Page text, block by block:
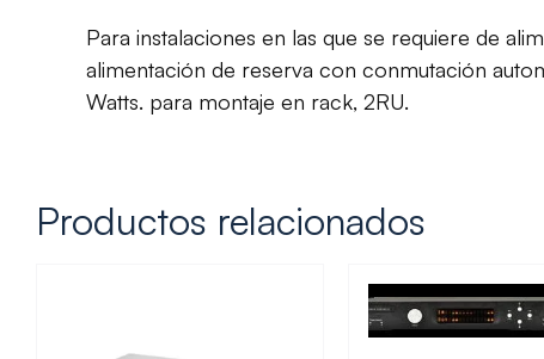
Para instalaciones en las que se requiere de
alimentación de reserva con conmutación
Watts. para montaje en rack, 2RU.
Productos relacionados